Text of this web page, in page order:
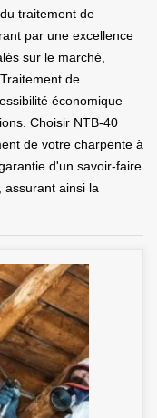
traitement de
par une excellence
sur le marché,
de
économique
Choisir NTB-40
de votre charpente à
d'un savoir-faire
assurant ainsi la